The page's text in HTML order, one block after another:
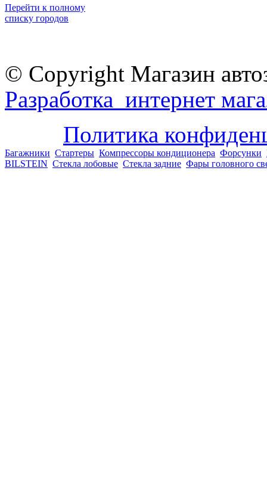
Перейти к полному
списку городов
© Copyright Магазин
Разработка интернет
Политика
Багажники Стартеры Компрессоры кондиционера Форсунки
BILSTEIN Стекла лобовые Стекла задние Фары головного